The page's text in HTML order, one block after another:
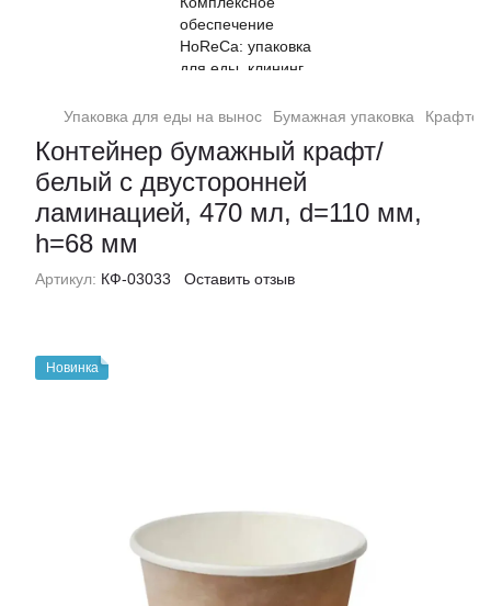
Упаковка для еды на вынос Бумажная упаковка
Контейнер бумажный крафт/
белый с двусторонней
ламинацией, 470 мл, d=110 мм,
h=68 мм
Артикул: КФ-03033 Оставить отзыв
Новинка